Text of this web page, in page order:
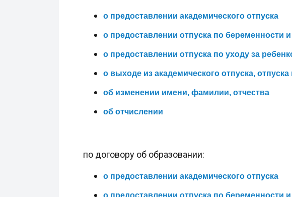
о предоставлении академического отпуска
о предоставлении отпуска по беременности
о предоставлении отпуска по уходу за
о выходе из академического отпуска,
об изменении имени, фамилии, отчества
об отчислении
по договору об образовании:
о предоставлении академического отпуска
о предоставлении отпуска по беременности